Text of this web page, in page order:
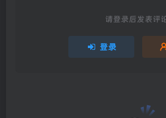
请登录后发表评
登录